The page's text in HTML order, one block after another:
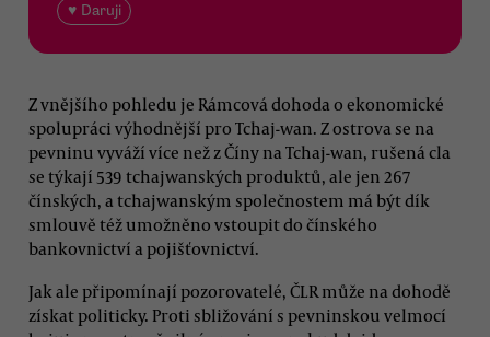
♥ Daruji
Z vnějšího pohledu je Rámcová dohoda o ekonomické
spolupráci výhodnější pro Tchaj-wan. Z ostrova se na
pevninu vyváží více než z Číny na Tchaj-wan, rušená cla
se týkají 539 tchajwanských produktů, ale jen 267
čínských, a tchajwanským společnostem má být dík
smlouvě též umožněno vstoupit do čínského
bankovnictví a pojišťovnictví.
Jak ale připomínají pozorovatelé, ČLR může na dohodě
získat politicky. Proti sbližování s pevninskou velmocí